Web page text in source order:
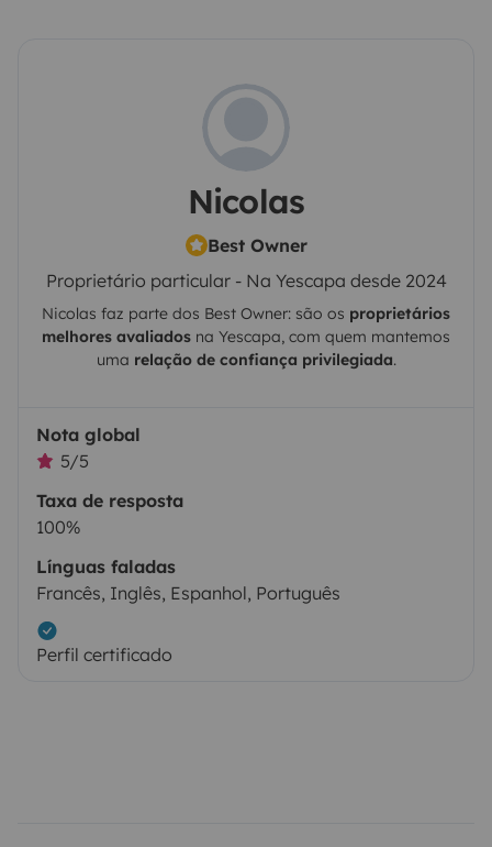
Nicolas
Best Owner
Proprietário particular - Na Yescapa desde 2024
Nicolas faz parte dos Best Owner: são os proprietários
melhores avaliados na Yescapa, com quem mantemos
uma relação de confiança privilegiada.
Nota global
5/5
Taxa de resposta
100%
Línguas faladas
Francês, Inglês, Espanhol, Português
Perfil certificado